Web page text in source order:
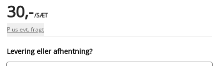
30,-/SÆT
Plus evt. fragt
Levering eller afhentning?